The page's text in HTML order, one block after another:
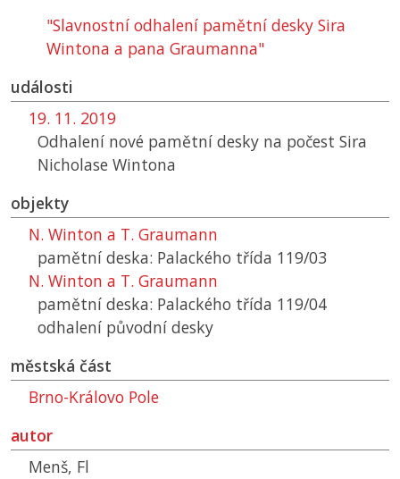
"Slavnostní odhalení pamětní desky Sira
Wintona a pana Graumanna"
události
19. 11. 2019
Odhalení nové pamětní desky na počest Sira
Nicholase Wintona
objekty
N. Winton a T. Graumann
pamětní deska: Palackého třída 119/03
N. Winton a T. Graumann
pamětní deska: Palackého třída 119/04
odhalení původní desky
městská část
Brno-Královo Pole
autor
Menš, Fl